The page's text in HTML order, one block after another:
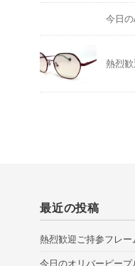
今日
熱烈
最近の投稿
熱烈歓迎ご持参フレ
今日のオリバーピープ